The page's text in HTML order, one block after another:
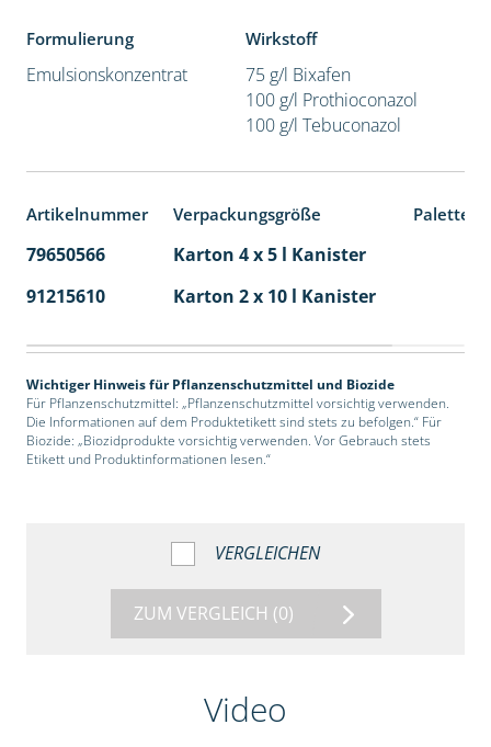
Formulierung
Emulsionskonzentrat
Wirkstoff
75 g/l Bixafen
100 g/l Prothioconazol
100 g/l Tebuconazol
Artikelnummer Verpackungsgröße
79650566 Karton 4 x 5 l Kanister
91215610
Karton 2 x 10 l Kanister
Wichtiger Hinweis für Pflanzenschutzmittel und Biozide
Für Pflanzenschutzmittel: „Pflanzenschutzmittel vorsichtig verwenden.
Die Informationen auf dem Produktetikett sind stets zu befolgen.“ Für
Biozide: „Biozidprodukte vorsichtig verwenden. Vor Gebrauch stets
Etikett und Produktinformationen lesen.“
VERGLEICHEN
ZUM VERGLEICH (0)
Video